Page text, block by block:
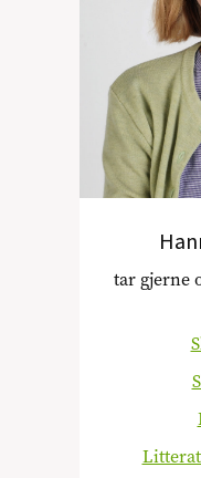
tar gjerne